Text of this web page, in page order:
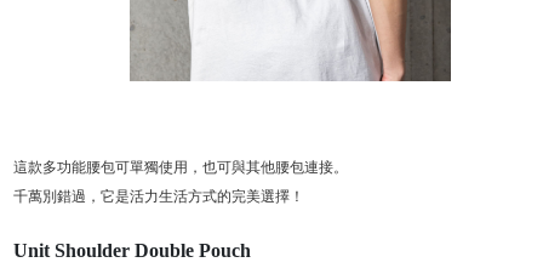
這款多功能腰包可單獨使用，也可與其他腰包連接。
千萬別錯過，它是活力生活方式的完美選擇！
Unit Shoulder Double Pouch